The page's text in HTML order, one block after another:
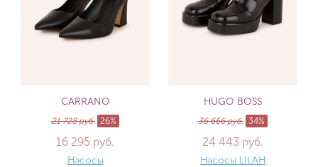
CARRANO
21 728 руб. 26%
16 295 руб.
Насосы
HUGO BOSS
36 666 руб. 34%
24 443 руб.
Насосы LILAH